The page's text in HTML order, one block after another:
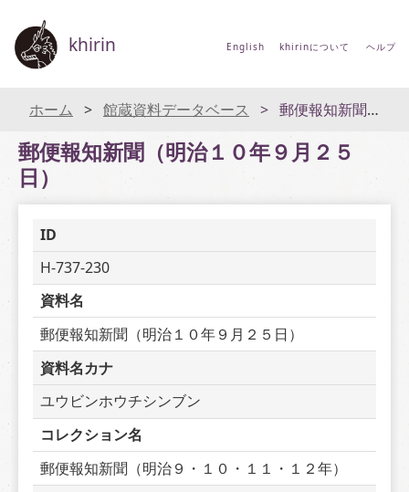
khirin English khirinについて ヘルプ
ホーム 館蔵資料データベース 郵便報知新聞（明治１０年９月２５日）
郵便報知新聞（明治１０年９月２５
日）
ID
H-737-230
資料名
郵便報知新聞（明治１０年９月２５日）
資料名カナ
ユウビンホウチシンブン
コレクション名
郵便報知新聞（明治９・１０・１１・１２年）